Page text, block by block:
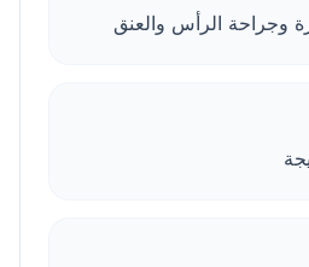
وجراحة الرأس والعنق